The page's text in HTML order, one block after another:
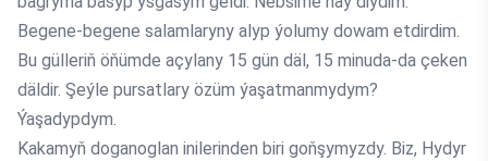
Begene-begene salamlaryny alyp ýolumy dowam etdirdim.
Bu gülleriň öňümde açylany 15 gün däl, 15 minuda-da çeken
däldir. Şeýle pursatlary özüm ýaşatmanmydym?
Ýaşadypdym.
Kakamyň doganoglan inilerinden biri goňşymyzdy. Biz, Hydyr